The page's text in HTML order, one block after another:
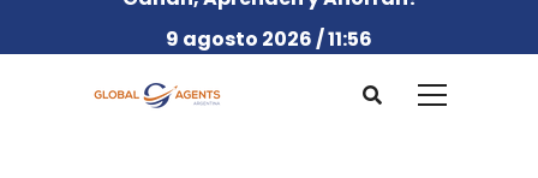
9 agosto 2026 / 11:56